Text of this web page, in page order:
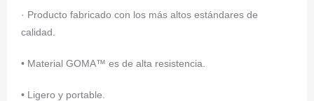
· Producto fabricado con los más altos estándares de
calidad.
• Material GOMA™ es de alta resistencia.
• Ligero y portable.